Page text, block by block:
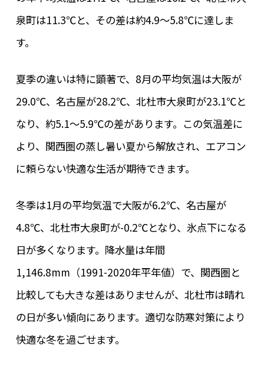
泉町は11.3℃と、その差は約4.9～5.8℃に達しま
す。
夏季の違いは特に顕著で、8月の平均気温は大阪が
29.0℃、名古屋が28.2℃、北杜市大泉町が23.1℃と
なり、約5.1～5.9℃の差があります。この気温差に
より、関西圏の蒸し暑い夏から解放され、エアコン
に頼らない快適な生活が期待できます。
冬季は1月の平均気温で大阪が6.2℃、名古屋が
4.8℃、北杜市大泉町が-0.2℃となり、氷点下になる
日が多くなります。降水量は年間
1,146.8mm（1991-2020年平年値）で、関西圏と
比較しても大きな差はありませんが、北杜市は晴れ
の日が多い傾向にあります。適切な防寒対策により
快適な冬を過ごせます。